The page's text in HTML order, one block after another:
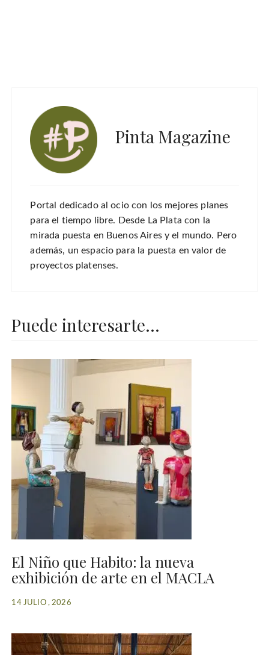
Pinta Magazine
Portal dedicado al ocio con los mejores planes
para el tiempo libre. Desde La Plata con la
mirada puesta en Buenos Aires y el mundo. Pero
además, un espacio para la puesta en valor de
proyectos platenses.
Puede interesarte...
El Niño que Habito: la nueva
exhibición de arte en el MACLA
14 JULIO , 2026